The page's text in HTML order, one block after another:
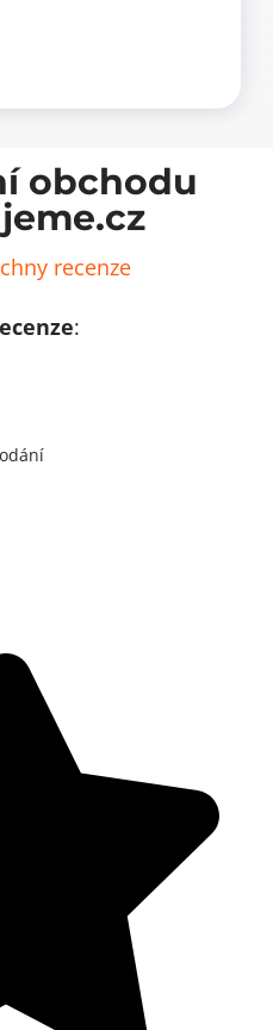
množství
obchodu
recenze
: